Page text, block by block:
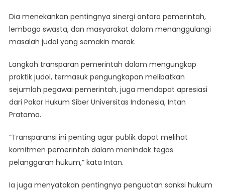
Dia menekankan pentingnya sinergi antara pemerintah,
lembaga swasta, dan masyarakat dalam menanggulangi
masalah judol yang semakin marak.
Langkah transparan pemerintah dalam mengungkap
praktik judol, termasuk pengungkapan melibatkan
sejumlah pegawai pemerintah, juga mendapat apresiasi
dari Pakar Hukum Siber Universitas Indonesia, Intan
Pratama.
“Transparansi ini penting agar publik dapat melihat
komitmen pemerintah dalam menindak tegas
pelanggaran hukum,” kata Intan.
Ia juga menyatakan pentingnya penguatan sanksi hukum